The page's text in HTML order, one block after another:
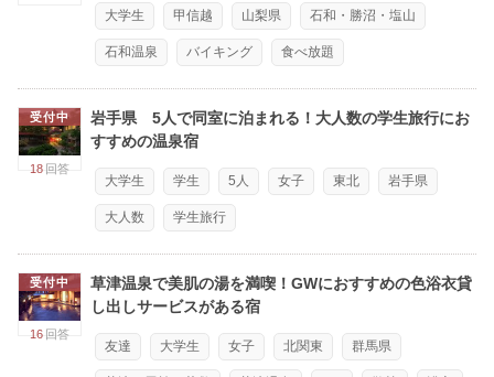
大学生 甲信越 山梨県 石和・勝沼・塩山
石和温泉 バイキング 食べ放題
受付中
18 回答
岩手県 5人で同室に泊まれる！大人数の学生旅行にお
すすめの温泉宿
大学生 学生 5人 女子 東北 岩手県
大人数 学生旅行
受付中
16 回答
草津温泉で美肌の湯を満喫！GWにおすすめの色浴衣貸
し出しサービスがある宿
友達 大学生 女子 北関東 群馬県